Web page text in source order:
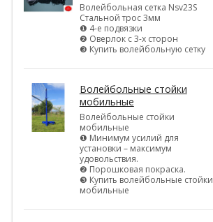
Волейбольная сетка Nsv23S
Стальной трос 3мм
❶ 4-е подвязки
❷ Оверлок с 3-х сторон
❸ Купить волейбольную сетку
Волейбольные стойки
мобильные
Волейбольные стойки
мобильные
❶ Минимум усилий для
установки – максимум
удовольствия.
❷ Порошковая покраска.
❸ Купить волейбольные стойки
мобильные